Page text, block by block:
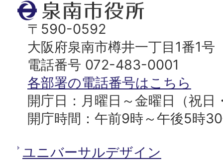
泉
南
市
役
所
〒590-0592
大阪府泉南市樽井一丁目1番1号
電話番号 072-483-0001
各部署の電話番号はこちら
開庁日：月曜日～金曜日（祝日
開庁時間：午前9時～午後5時
ユニバーサルデザイン